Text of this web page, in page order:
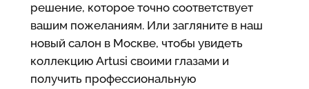
решение, которое точно соответствует
вашим пожеланиям. Или загляните в наш
новый салон в Москве, чтобы увидеть
коллекцию Artusi своими глазами и
получить профессиональную